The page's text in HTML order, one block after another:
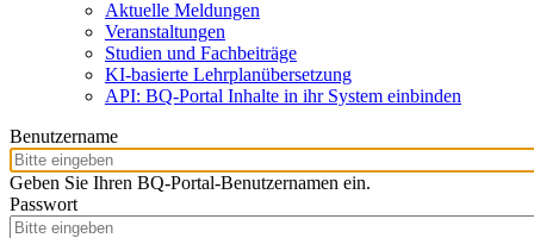
Aktuelle Meldungen
Veranstaltungen
Studien und Fachbeiträge
KI-basierte Lehrplanübersetzung
API: BQ-Portal Inhalte in ihr System einbinden
Benutzername
Geben Sie Ihren BQ-Portal-Benutzernamen ein.
Passwort